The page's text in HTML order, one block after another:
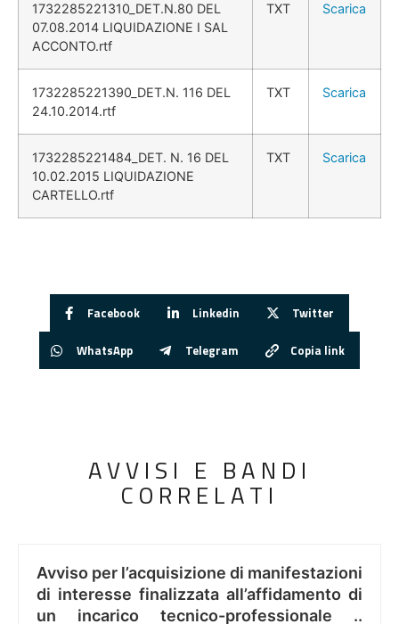
1732285221310_DET.N.80 DEL
07.08.2014 LIQUIDAZIONE I SAL
ACCONTO.rtf
TXT Scarica
1732285221390_DET.N. 116 DEL
24.10.2014.rtf
TXT Scarica
1732285221484_DET. N. 16 DEL
10.02.2015 LIQUIDAZIONE
CARTELLO.rtf
TXT Scarica
Facebook Linkedin Twitter
WhatsApp Telegram Copia link
AVVISI E BANDI
CORRELATI
Avviso per l’acquisizione di manifestazioni
di interesse finalizzata all’affidamento di
un incarico tecnico-professionale ..